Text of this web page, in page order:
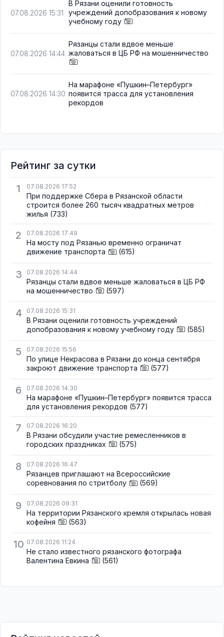
07.08.2026 15:31
В Рязани оценили готовность
учреждений допобразования к новому
учебному году
07.08.2026 14:44
Рязанцы стали вдвое меньше
жаловаться в ЦБ РФ на мошенничество
07.08.2026 14:30
На марафоне «Пушкин–Петербург»
появится трасса для установления
рекордов
Рейтинг за сутки
1
07.08.2026 17:52
При поддержке Сбера в Рязанской области
строится более 260 тысяч квадратных метров
жилья (733)
2 07.08.2026 17:49
На мосту под Рязанью временно ограничат
движение транспорта
(615)
3 07.08.2026 14:44
Рязанцы стали вдвое меньше жаловаться в ЦБ РФ
на мошенничество
(597)
4 07.08.2026 15:31
В Рязани оценили готовность учреждений
допобразования к новому учебному году
(585)
5 07.08.2026 15:56
По улице Некрасова в Рязани до конца сентября
закроют движение транспорта
(577)
6 07.08.2026 14:30
На марафоне «Пушкин–Петербург» появится трасса
для установления рекордов (577)
7 07.08.2026 16:20
В Рязани обсудили участие ремесленников в
городских праздниках
(575)
8 07.08.2026 16:47
Рязанцев приглашают на Всероссийские
соревнования по стритболу
(569)
9 07.08.2026 09:31
На территории Рязанского кремля открылась новая
кофейня
(563)
10 07.08.2026 11:24
Не стало известного рязанского фотографа
Валентина Евкина
(561)